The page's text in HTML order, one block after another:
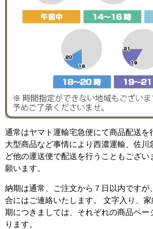
通常はヤマト運輸宅急便にて商品配送を
大型商品など事情により西濃運輸、佐川
ど他の運送便で配送を行うこともござい
願います。
納期は通常、ご注文から７日以内ですが
合にはご連絡いたします。 文字入り、
期につきましては、それぞれの商品ペー
ります。